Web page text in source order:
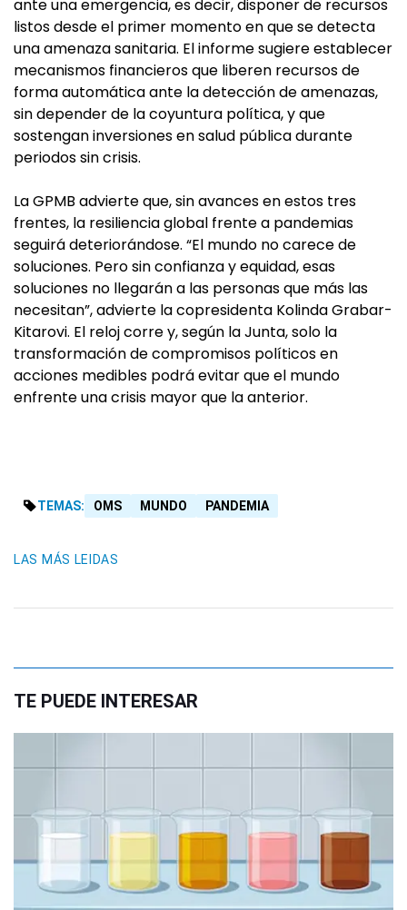
ante una emergencia, es decir, disponer de recursos
listos desde el primer momento en que se detecta
una amenaza sanitaria. El informe sugiere establecer
mecanismos financieros que liberen recursos de
forma automática ante la detección de amenazas,
sin depender de la coyuntura política, y que
sostengan inversiones en salud pública durante
periodos sin crisis.
La GPMB advierte que, sin avances en estos tres
frentes, la resiliencia global frente a pandemias
seguirá deteriorándose. “El mundo no carece de
soluciones. Pero sin confianza y equidad, esas
soluciones no llegarán a las personas que más las
necesitan”, advierte la copresidenta Kolinda Grabar-
Kitarovi. El reloj corre y, según la Junta, solo la
transformación de compromisos políticos en
acciones medibles podrá evitar que el mundo
enfrente una crisis mayor que la anterior.
TEMAS: OMS MUNDO PANDEMIA
LAS MÁS LEIDAS
TE PUEDE INTERESAR